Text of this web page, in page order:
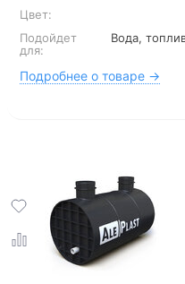
Цвет:
Подойдет
для:
Вода,
Подробнее о товаре →